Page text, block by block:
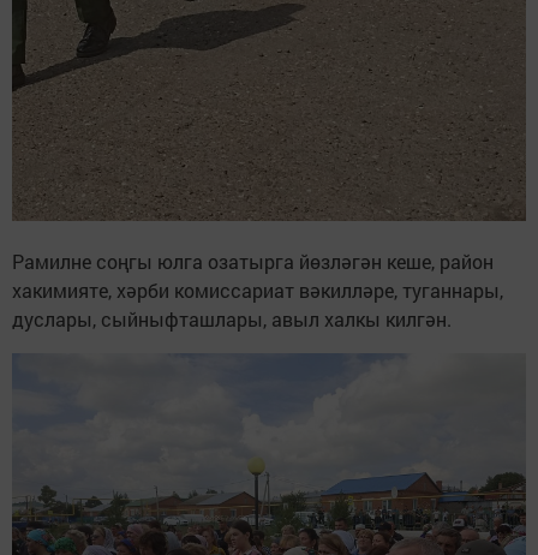
Рамилне соңгы юлга озатырга йөзләгән кеше, район
хакимияте, хәрби комиссариат вәкилләре, туганнары,
дуслары, сыйныфташлары, авыл халкы килгән.